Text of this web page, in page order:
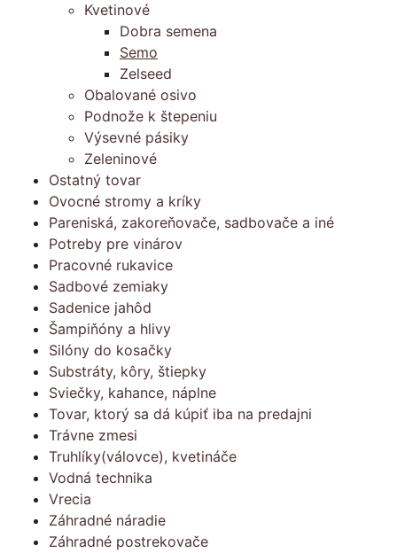
Kvetinové
Dobra semena
Semo
Zelseed
Obalované osivo
Podnože k štepeniu
Výsevné pásiky
Zeleninové
Ostatný tovar
Ovocné stromy a kríky
Pareniská, zakoreňovače, sadbovače a iné
Potreby pre vinárov
Pracovné rukavice
Sadbové zemiaky
Sadenice jahôd
Šampiňóny a hlivy
Silóny do kosačky
Substráty, kôry, štiepky
Sviečky, kahance, náplne
Tovar, ktorý sa dá kúpiť iba na predajni
Trávne zmesi
Truhlíky(válovce), kvetináče
Vodná technika
Vrecia
Záhradné náradie
Záhradné postrekovače